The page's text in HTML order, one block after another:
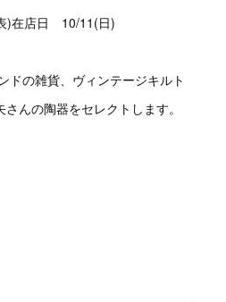
)在店日 10/11(日)
ドの雑貨、ヴィンテージキルト
んの陶器をセレクトします。